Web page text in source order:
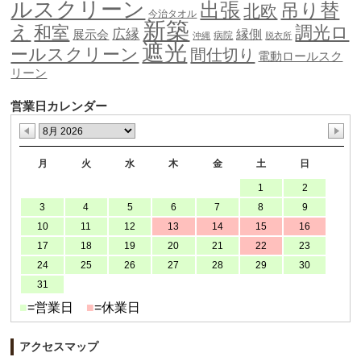
ルスクリーン 今治タオル 出張 北欧 吊り替
え 和室 展示会 広縁 新築 沖縄 病院 縁側 脱衣所 調光ロ
ールスクリーン 遮光 間仕切り 電動ロールスク
リーン
営業日カレンダー
月 火 水 木 金 土 日
1
2
3
4 5 6 7 8
9
10
11 12 13 14 15
16
17
18 19 20 21 22
23
24
25 26 27 28 29
30
31
■=営業日 ■=休業日
アクセスマップ